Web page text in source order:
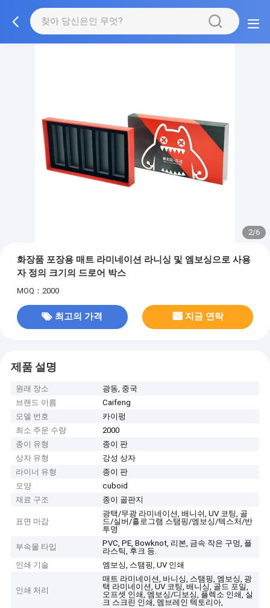
3/6
화장품 포장용 매트 라미네이션 라니싱 및 엠보싱으로 사용
자 정의 크기의 드로어 박스
MOQ：2000
최고의 가격 지금 연락
제품 설명
원래 장소
광동, 중국
브랜드 이름
Caifeng
모델 번호
카이펑
최소 주문 수량
2000
종이 유형
종이 판
상자 유형
강성 상자
라이너 유형
종이 판
모양
cuboid
재료 구조
종이 골판지
표면 마감
광택/무광 라미네이션, 배니쉬, UV 코팅, 골
드/실버/홀로그램 스탬핑/엠보싱/텍스처/반
투명
부속물 타입
PVC, PE, Bowknot, 리본, 금속 작은 구멍, 플
라스틱, 후크 등.
인쇄 기술
엠보싱, 스탬핑, UV 인쇄
인쇄 처리
매트 라미네이션, 바니싱, 스탬핑, 엠보싱, 광
택 라미네이션, UV 코팅, 배니싱, 골드 포일,
오프셋 인쇄, 엠보싱/디보싱, 플렉소 인쇄, 실
크 스크린 인쇄, 멤브레인 텍토리아,